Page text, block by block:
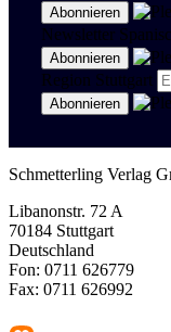
Newsletter
Region Stuttgart
Schmetterling Verlag
Libanonstr. 72 A
70184 Stuttgart
Deutschland
Fon: 0711 626779
Fax: 0711 626992